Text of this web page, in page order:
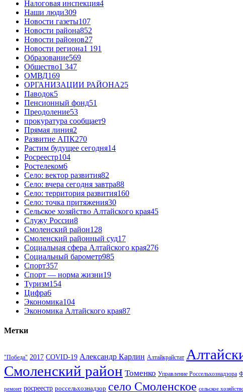
Налоговая инспекция4
Наши люди309
Новости газеты107
Новости района852
Новости районов27
Новости региона1 191
Образование569
Общество1 347
ОМВД169
ОРГАНИЗАЦИИ РАЙОНА25
Паводок5
Пенсионный фонд51
Преодоление53
прокуратура сообщает9
Прямая линия2
Развитие АПК270
Растим будущее сегодня14
Росреестр104
Ростелеком6
Село: вектор развития82
Село: вчера сегодня завтра88
Село: территория развития160
Село: точка притяжения30
Сельское хозяйство Алтайского края45
Служу России8
Смоленский район128
Смоленский районный суд17
Социальная сфера Алтайского края276
Социальный барометр985
Спорт357
Спорт — норма жизни19
Туризм154
Цифра6
Экономика104
Экономика Алтайского края87
Метки
"Победа" 2017 COVID-19 Александр Карлин Алтайкрайстат
Смоленский район Томенко Управление Россельхознадзора
ремонт росреестр россельхознадзор село Смоленское сельское